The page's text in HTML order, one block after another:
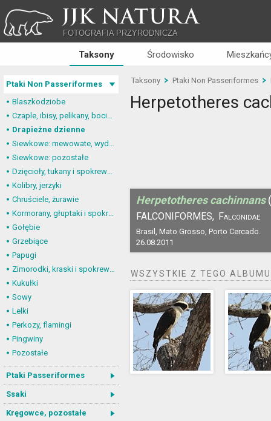
JJK NATURA
FOTOGRAFIA PRZYRODNICZA
Taksony Środowisko
Ptaki Non Passeriformes
Blaszkodziobe
Czaple, ibisy, pelikany, bociany
Drapieżne dzienne
Siewkowe: mewowate, wydrzyki, żwirowce
Siewkowe: pozostałe
Dzięcioły, tukany i spokrewnione
Kolibry, jerzyki
Chruściele, żurawie
Kormorany, głuptaki i spokrewnione
Gołębie
Grzebiące
Papugi
Zimorodki, kraski i spokrewnione
Kukułki
Sowy
Lelki
Perkozy, flamingi
Pingwiny
Pozostałe
Ptaki Passeriformes
Ssaki
Kręgowce, pozostałe
Taksony Ptaki Non Passeriformes
Herpetotheres
Herpetotheres cachinnans
FALCONIFORMES, Falconidae
Brasil, Mato Grosso, Porto Cercado.
26.08.2011
WSZYSTKIE Z TEGO ALBUMU